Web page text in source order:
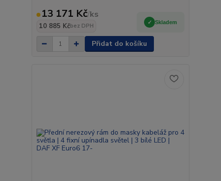
13 171 Kč/ks
10 885 Kčbez DPH
Skladem
Přidat do košíku